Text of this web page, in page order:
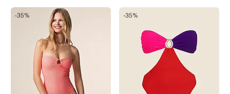
-35% -35%